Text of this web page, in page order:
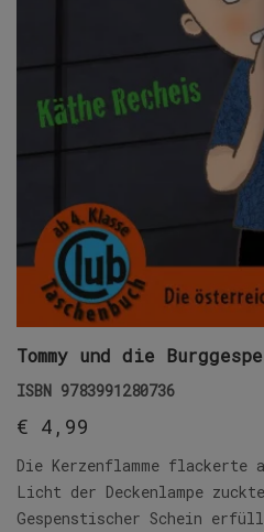
Tommy und die
ISBN 9783991280736
€ 4,99
Die Kerzenflamme flackerte
Licht der Deckenlampe
Gespenstischer Schein